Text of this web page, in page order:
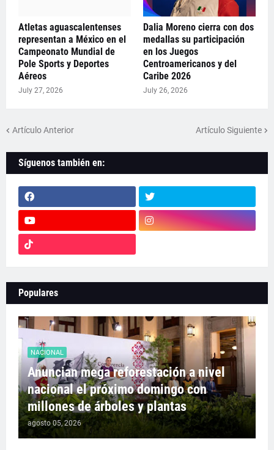
Atletas aguascalentenses
representan a México en el
Campeonato Mundial de
Pole Sports y Deportes
Aéreos
July 27, 2026
Dalia Moreno cierra con dos
medallas su participación
en los Juegos
Centroamericanos y del
Caribe 2026
July 26, 2026
Artículo Anterior Artículo Siguiente
Síguenos también en:
Populares
NACIONAL
Anuncian mega reforestación a nivel
nacional el próximo domingo con
millones de árboles y plantas
agosto 05, 2026